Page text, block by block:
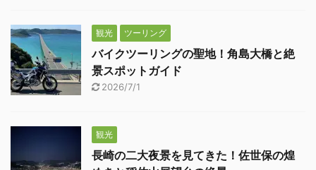
観光 ツーリング
バイクツーリングの聖地！角島大橋と絶
景スポットガイド
2026/7/1
観光
長崎の二大夜景を見てきた！佐世保の煌